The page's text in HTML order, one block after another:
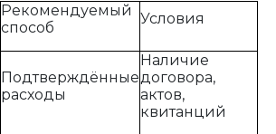
Рекомендуемый
способ
Условия
Подтверждённые
расходы
Наличие
договора,
актов,
квитанций